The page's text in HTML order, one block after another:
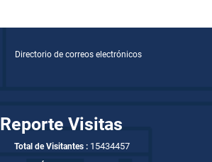
Directorio de correos electrónicos
Reporte Visitas
Total de Visitantes : 15434457